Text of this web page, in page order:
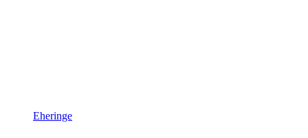
Eheringe